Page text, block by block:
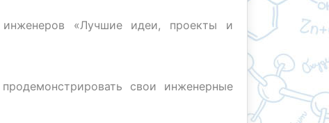
инженеров «Лучшие идеи, проекты и
свои инженерные